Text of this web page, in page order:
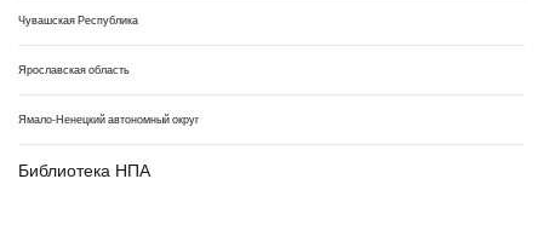
Чувашская Республика
Ярославская область
Ямало-Ненецкий автономный округ
Библиотека НПА